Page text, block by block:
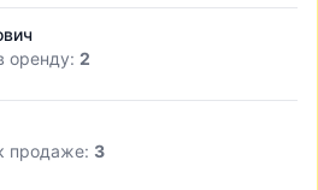
оренду: 2
продаже: 3